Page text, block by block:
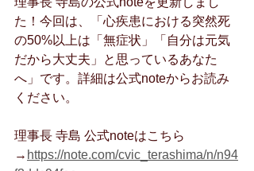
た！今回は、「心疾患における突然死
の50%以上は「無症状」「自分は元気
だから大丈夫」と思っているあなた
へ」です。詳細は公式noteからお読み
ください。
理事長 寺島 公式noteはこちら
→ https://note.com/cvic_terashima/n/n94